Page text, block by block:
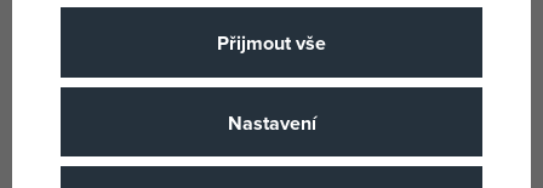
Přijmout vše
Nastavení